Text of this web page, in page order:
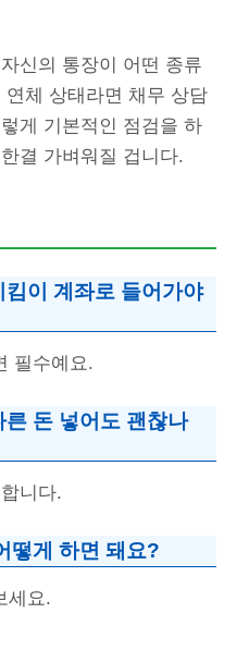
신의 통장이 어떤 종류
체 상태라면 채무 상담
게 기본적인 점검을 하
결 가벼워질 겁니다.
이 계좌로 들어가야
필수예요.
돈 넣어도 괜찮나
니다.
떻게 하면 돼요?
세요.